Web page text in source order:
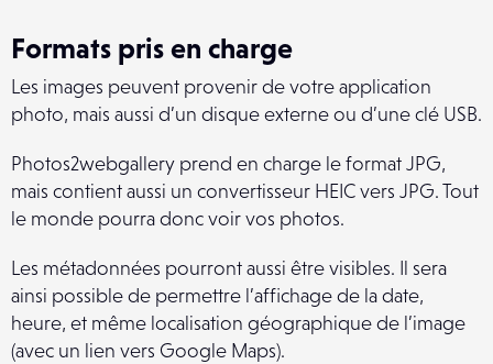
Formats pris en charge
Les images peuvent provenir de votre application
photo, mais aussi d’un disque externe ou d’une clé USB.
Photos2webgallery prend en charge le format JPG,
mais contient aussi un convertisseur HEIC vers JPG. Tout
le monde pourra donc voir vos photos.
Les métadonnées pourront aussi être visibles. Il sera
ainsi possible de permettre l’affichage de la date,
heure, et même localisation géographique de l’image
(avec un lien vers Google Maps).